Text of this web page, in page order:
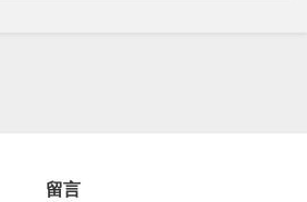
留言